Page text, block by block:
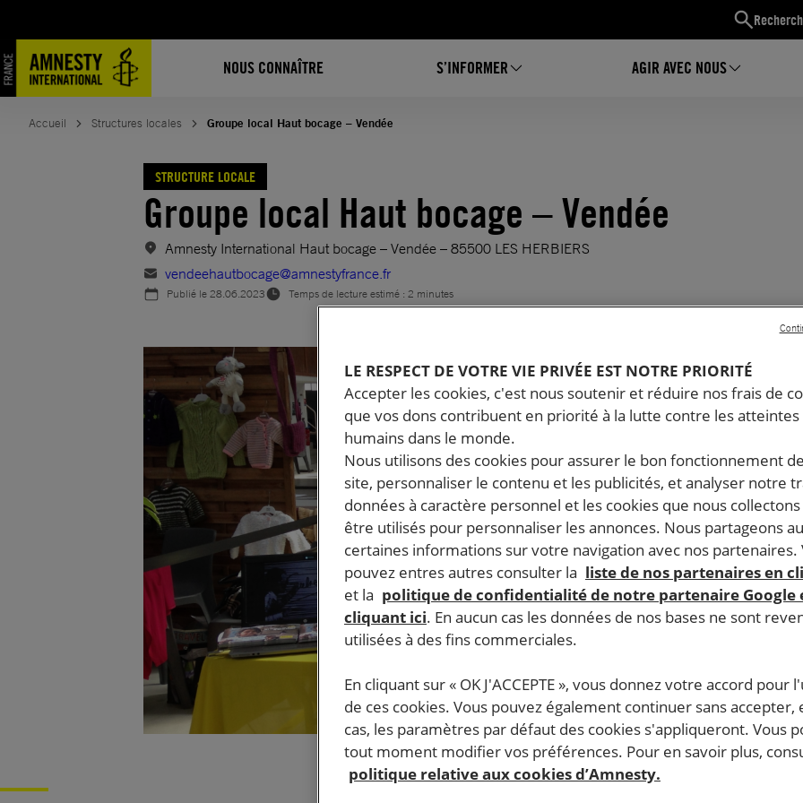
NOUS CONNAÎTRE S’INFORMER AGIR AVEC NOUS
contenu
Accueil Structures locales Groupe local Haut bocage – Vendée
STRUCTURE LOCALE
Groupe local Haut bocage – Vendée
Amnesty International Haut bocage – Vendée – 85500 LES HERBIERS
vendeehautbocage@amnestyfrance.fr
Publié le28.06.2023 Temps de lecture estimé : 2 minutes
LE RESPECT DE VOTRE VIE PRIVÉE EST NOTRE PRIORITÉ
Accepter les cookies, c'est nous soutenir et réduire nos frais de
que vos dons contribuent en priorité à la lutte contre les
humains dans le monde.
Nous utilisons des cookies pour assurer le bon fonctionnement
site, personnaliser le contenu et les publicités, et analyser notre
données à caractère personnel et les cookies que nous
être utilisés pour personnaliser les annonces. Nous partageons
certaines informations sur votre navigation avec nos partenaires.
pouvez entres autres consulter la liste de nos partenaires en
et la politique de confidentialité de notre partenaire Google
cliquant ici. En aucun cas les données de nos bases ne sont
utilisées à des fins commerciales.
En cliquant sur « OK J'ACCEPTE », vous donnez votre accord pour
de ces cookies. Vous pouvez également continuer sans accepter,
cas, les paramètres par défaut des cookies s'appliqueront. Vous
tout moment modifier vos préférences. Pour en savoir plus,
politique relative aux cookies d’Amnesty.